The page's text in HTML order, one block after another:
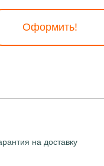
Оформить!
на доставку